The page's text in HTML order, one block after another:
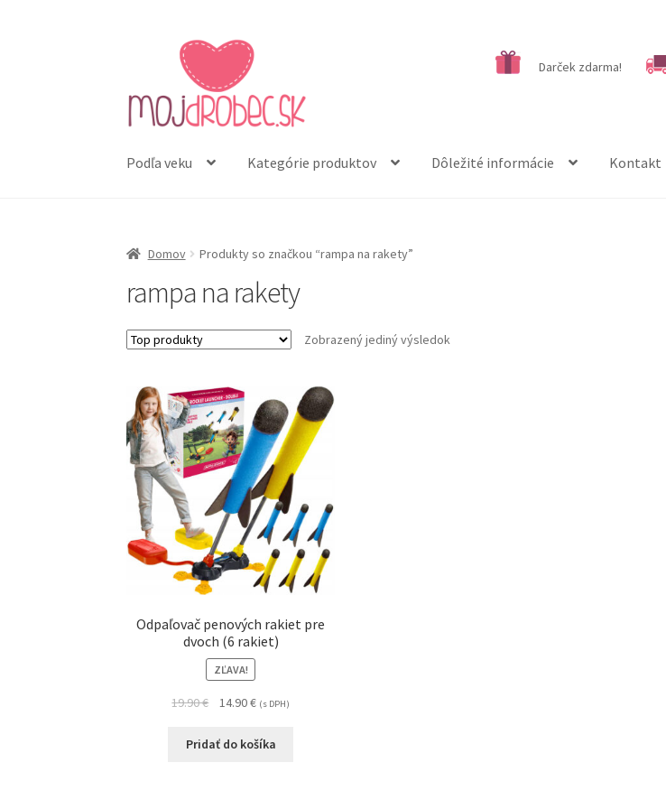
Preskočiť
navigáciu
Preskočiť
obsah
Darček zdarma!
Podľa veku Kategórie produktov Dôležité informácie Kontakt
Domov Produkty so značkou “rampa na rakety”
rampa na rakety
Zobrazený jediný výsledok
Odpaľovač penových rakiet pre
dvoch (6 rakiet)
ZĽAVA!
19.90€ 14.90€ (s DPH)
Pridať do košíka